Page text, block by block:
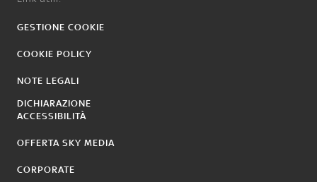
GESTIONE COOKIE
COOKIE POLICY
NOTE LEGALI
DICHIARAZIONE
ACCESSIBILITÀ
OFFERTA SKY MEDIA
CORPORATE